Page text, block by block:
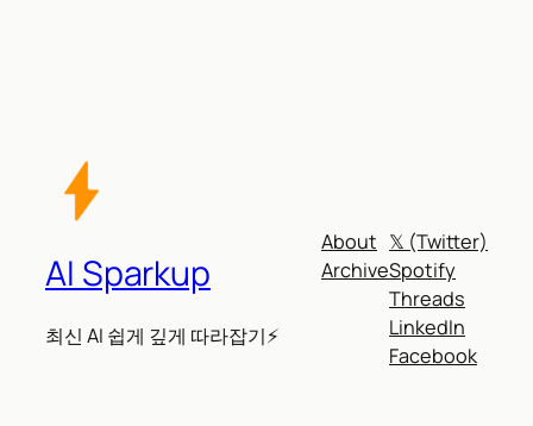
AI Sparkup
최신 AI 쉽게 깊게 따라잡기⚡
About
Archive
𝕏 (Twitter)
Spotify
Threads
LinkedIn
Facebook